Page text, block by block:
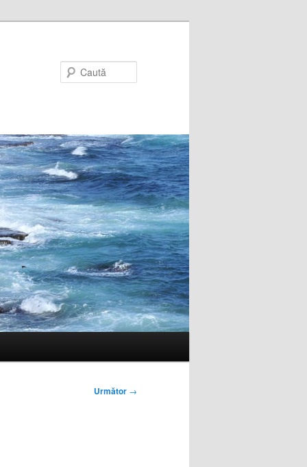
Următor →